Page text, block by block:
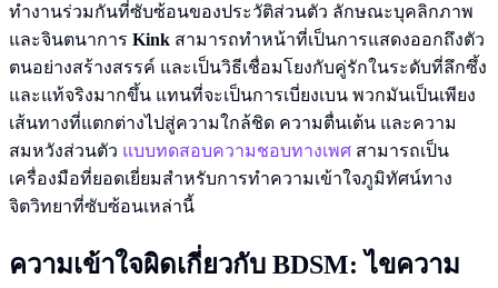
ทำงานร่วมกันที่ซับซ้อนของประวัติส่วนตัว ลักษณะบุคลิกภาพ
และจินตนาการ Kink สามารถทำหน้าที่เป็นการแสดงออกถึงตัว
ตนอย่างสร้างสรรค์ และเป็นวิธีเชื่อมโยงกับคู่รักในระดับที่ลึกซึ้ง
และแท้จริงมากขึ้น แทนที่จะเป็นการเบี่ยงเบน พวกมันเป็นเพียง
เส้นทางที่แตกต่างไปสู่ความใกล้ชิด ความตื่นเต้น และความ
สมหวังส่วนตัว แบบทดสอบความชอบทางเพศ สามารถเป็น
เครื่องมือที่ยอดเยี่ยมสำหรับการทำความเข้าใจภูมิทัศน์ทาง
จิตวิทยาที่ซับซ้อนเหล่านี้
ความเข้าใจผิดเกี่ยวกับ BDSM: ไขความ